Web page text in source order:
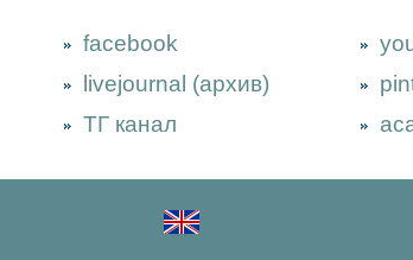
facebook
livejournal (архив)
ТГ канал